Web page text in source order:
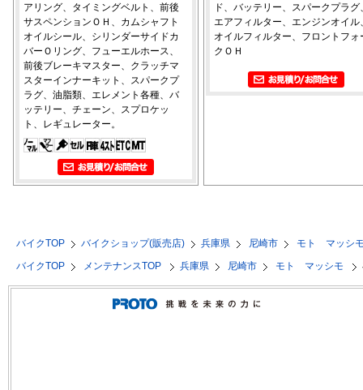
アリング、タイミングベルト、前後
サスペンションＯＨ、カムシャフト
オイルシール、シリンダーサイドカ
バーＯリング、フューエルホース、
前後ブレーキマスター、クラッチマ
スターインナーキット、スパークプ
ラグ、油脂類、エレメント各種、バ
ッテリー、チェーン、スプロケッ
ト、レギュレーター。
ド、バッテリー、スパークプラグ
エアフィルター、エンジンオイル
オイルフィルター、フロントフォ
クＯＨ
バイクTOP バイクショップ(販売店) 兵庫県 尼崎市
モト マッシ
バイクTOP
メンテナンスTOP 兵庫県 尼崎市 モト マッシモ